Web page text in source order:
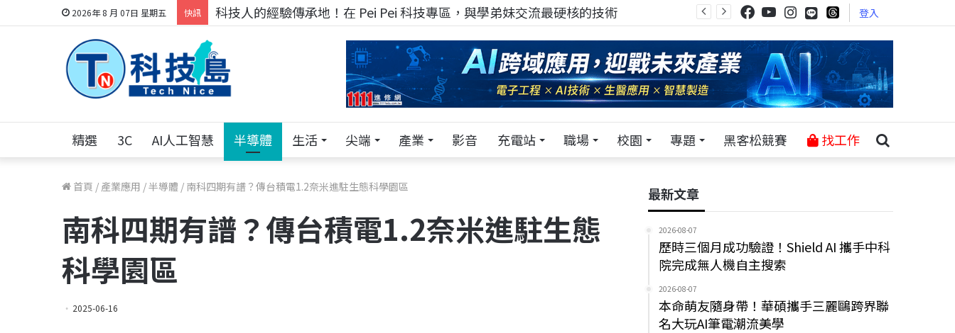
2026年 8 月 07日 星期五 快訊 科技人的經驗傳承地！在 Pei Pei 科技專區，與學弟妹交流最硬核的技術 登入
精選 3C AI人工智慧 半導體 生活 尖端 產業 影音 充電站 職場 校園 專題 黑客松競賽 找工作
首頁 / 產業應用 /半導體 / 南科四期有譜？傳台積電1.2奈米進駐生態科學園區
南科四期有譜？傳台積電1.2奈米進駐生態
科學園區
2025-06-16
最新文章
2026-08-07
歷時三個月成功驗證！Shield AI 攜手中科
院完成無人機自主搜索
2026-08-07
本命萌友隨身帶！華碩攜手三麗鷗跨界聯
名大玩AI筆電潮流美學